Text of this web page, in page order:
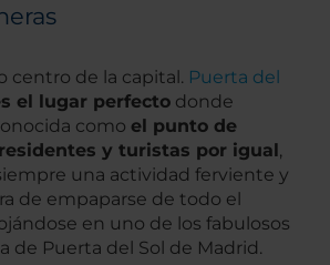
centro de la capital. Puerta del
el lugar perfecto donde
como el punto de
y turistas por igual,
una actividad ferviente y
de empaparse de todo el
en uno de los fabulosos
de Puerta del Sol de Madrid.